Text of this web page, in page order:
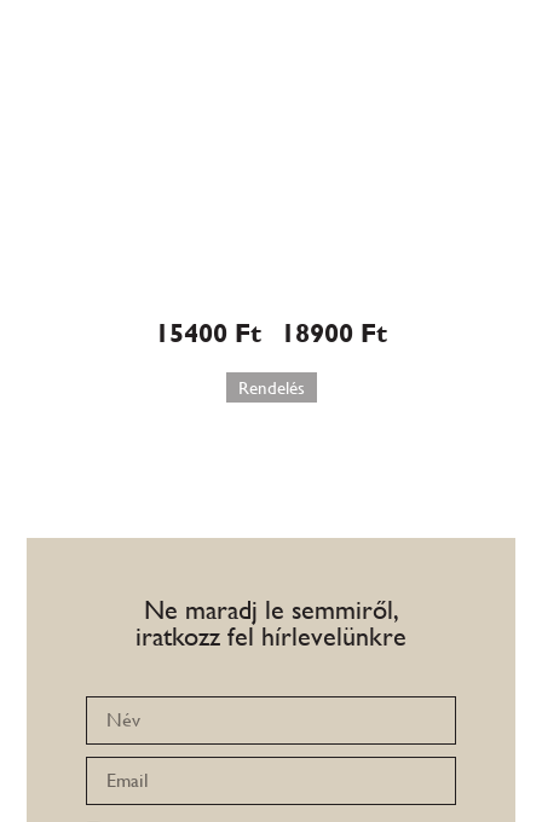
15400 Ft 18900 Ft
Rendelés
Ne maradj le semmiről,
iratkozz fel hírlevelünkre